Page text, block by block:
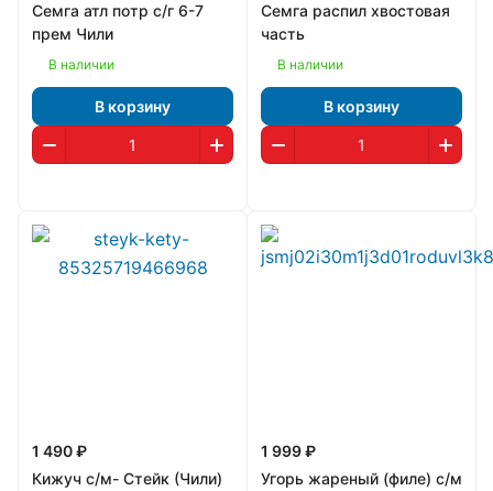
Семга атл потр с/г 6-7
прем Чили
В наличии
В корзину
Семга распил хвостовая
часть
В наличии
В корзину
1 490 ₽
Кижуч с/м- Стейк (Чили)
1 999 ₽
Угорь жареный (филе) с/м